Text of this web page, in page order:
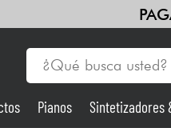
Pianos Sintetizadores